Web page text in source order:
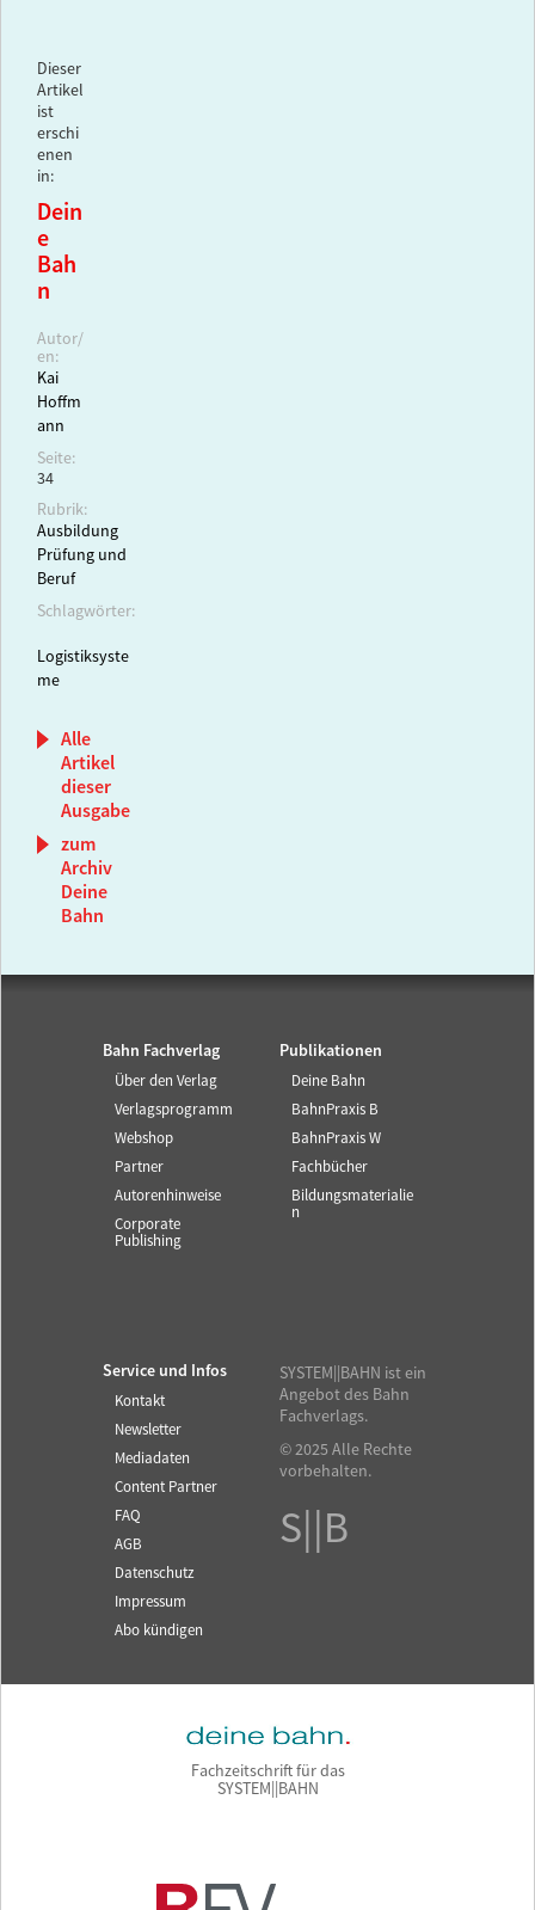
Dieser
Artikel
ist
erschi
enen
in:
Dein
e
Bah
n
Autor/
en:
Kai
Hoffm
ann
Seite:
34
Rubrik:
Ausbildung
Prüfung und
Beruf
Schlagwörter:
Logistiksyste
me
Alle
Artikel
dieser
Ausgabe
zum
Archiv
Deine
Bahn
Bahn Fachverlag
Über den Verlag
Verlagsprogramm
Webshop
Partner
Autorenhinweise
Corporate
Publishing
Publikationen
Deine Bahn
BahnPraxis B
BahnPraxis W
Fachbücher
Bildungsmaterialie
n
Service und Infos
Kontakt
Newsletter
Mediadaten
Content Partner
FAQ
AGB
Datenschutz
Impressum
Abo kündigen
SYSTEM||BAHN ist ein
Angebot des Bahn
Fachverlags.
© 2025 Alle Rechte
vorbehalten.
S||B
Fachzeitschrift für das
SYSTEM||BAHN